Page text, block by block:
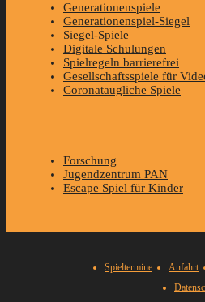
Generationenspiele
Generationenspiel-Siegel
Siegel-Spiele
Digitale Schulungen
Spielregeln barrierefrei
Gesellschaftsspiele für
Coronataugliche Spiele
Forschung
Jugendzentrum PAN
Escape Spiel für Kinder
Spieltermine Anfahrt